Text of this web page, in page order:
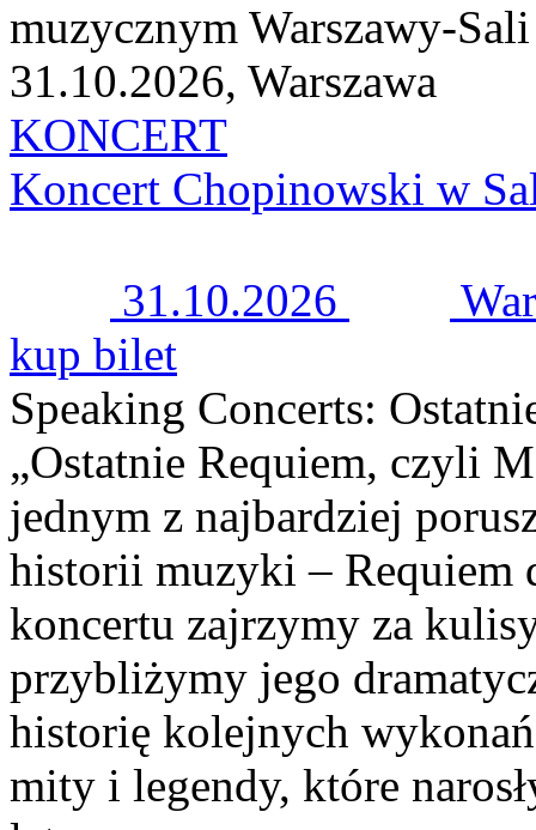
muzycznym Warszawy-
31.10.2026, Warszawa
KONCERT
Koncert Chopinowski w
31.10.2026
kup bilet
Speaking Concerts:
„Ostatnie Requiem, czyli
jednym z najbardziej
historii muzyki – Requiem
koncertu zajrzymy za
przybliżymy jego
historię kolejnych
mity i legendy, które